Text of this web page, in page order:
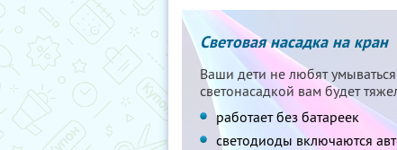
Световая насадка на кран
Ваши дети не любят
светонасадкой вам будет
работает без батареек
светодиоды включаются